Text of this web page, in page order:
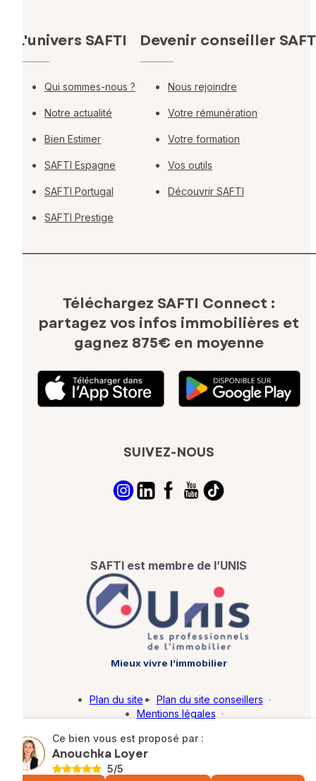
Ce bien vous est proposé par :
Anouchka Loyer
5/5
L'univers SAFTI
Qui sommes-nous ?
Notre actualité
Bien Estimer
SAFTI Espagne
SAFTI Portugal
SAFTI Prestige
Devenir conseiller
Nous rejoindre
Votre rémunération
Votre formation
Vos outils
Découvrir SAFTI
Téléchargez SAFTI Connect :
partagez vos infos immobilières et
gagnez 875€ en moyenne
SUIVEZ-NOUS
SAFTI est membre de l’UNIS
Mieux vivre l’immobilier
© SAFTI 2026. Tous droits réservés.
Plan du site · Plan du site conseillers ·
Mentions légales ·
Barème d'honoraires · Paramétrer mes cookies